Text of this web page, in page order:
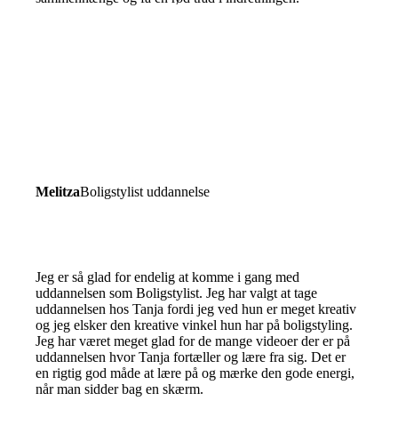
MelitzaBoligstylist uddannelse
Jeg er så glad for endelig at komme i gang med
uddannelsen som Boligstylist. Jeg har valgt at tage
uddannelsen hos Tanja fordi jeg ved hun er meget kreativ
og jeg elsker den kreative vinkel hun har på boligstyling.
Jeg har været meget glad for de mange videoer der er på
uddannelsen hvor Tanja fortæller og lære fra sig. Det er
en rigtig god måde at lære på og mærke den gode energi,
når man sidder bag en skærm.